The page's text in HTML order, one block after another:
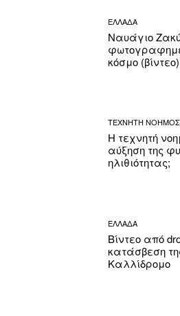
ΕΛΛΑΔΑ
Ναυάγιο
κόσμο (βίντεο)
ΤΕΧΝΗΤΗ
Η τεχνητή
αύξηση της
ηλιθιότητας;
ΕΛΛΑΔΑ
Βίντεο από
κατάσβεση
Καλλίδρομο